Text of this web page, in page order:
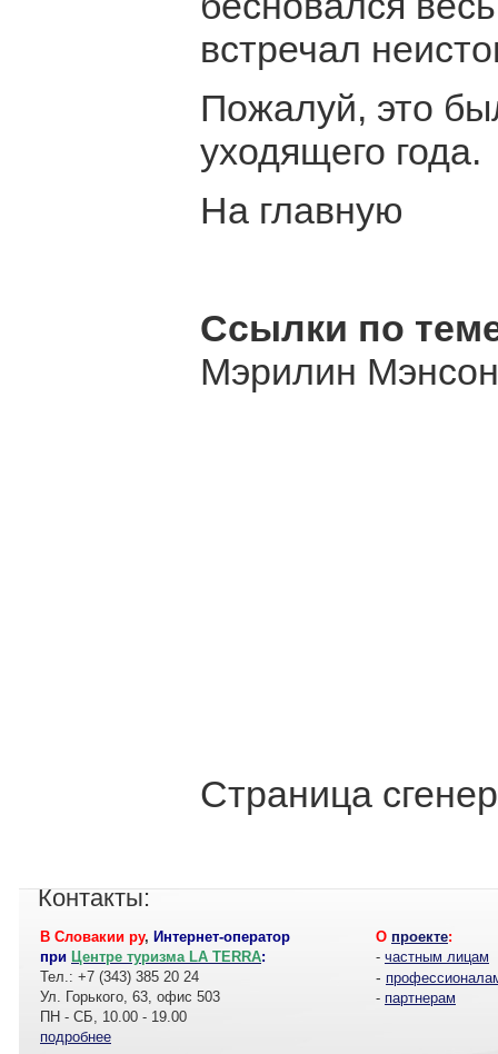
встречал
Пожалуй, это
уходящего года.
На главную
Ссылки по
Мэрилин
Страница
Контакты:
В Словакии ру, Интернет-оператор
при Центре туризма LA TERRA:
Тел.: +7 (343) 385 20 24
Ул. Горького, 63, офис 503
ПН - СБ, 10.00 - 19.00
подробнее
О проекте:
- частным лицам
-
- партнерам